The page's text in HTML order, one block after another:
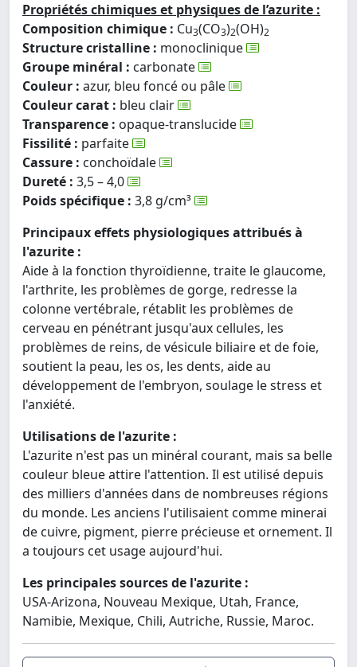
Propriétés chimiques et physiques de l’azurite :
Composition chimique : Cu3(CO3)2(OH)2
Structure cristalline : monoclinique
Groupe minéral : carbonate
Couleur : azur, bleu foncé ou pâle
Couleur carat : bleu clair
Transparence : opaque-translucide
Fissilité : parfaite
Cassure : conchoïdale
Dureté : 3,5 – 4,0
Poids spécifique : 3,8 g/cm³
Principaux effets physiologiques attribués à
l'azurite :
Aide à la fonction thyroïdienne, traite le glaucome,
l'arthrite, les problèmes de gorge, redresse la
colonne vertébrale, rétablit les problèmes de
cerveau en pénétrant jusqu'aux cellules, les
problèmes de reins, de vésicule biliaire et de foie,
soutient la peau, les os, les dents, aide au
développement de l'embryon, soulage le stress et
l'anxiété.
Utilisations de l'azurite :
L'azurite n'est pas un minéral courant, mais sa belle
couleur bleue attire l'attention. Il est utilisé depuis
des milliers d'années dans de nombreuses régions
du monde. Les anciens l'utilisaient comme minerai
de cuivre, pigment, pierre précieuse et ornement. Il
a toujours cet usage aujourd'hui.
Les principales sources de l'azurite :
USA-Arizona, Nouveau Mexique, Utah, France,
Namibie, Mexique, Chili, Autriche, Russie, Maroc.